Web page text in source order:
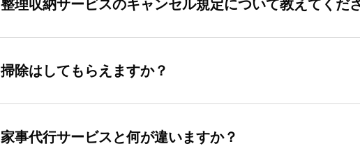
整理収納サービスのキャンセル規定について教えてくだ
掃除はしてもらえますか？
家事代行サービスと何が違いますか？